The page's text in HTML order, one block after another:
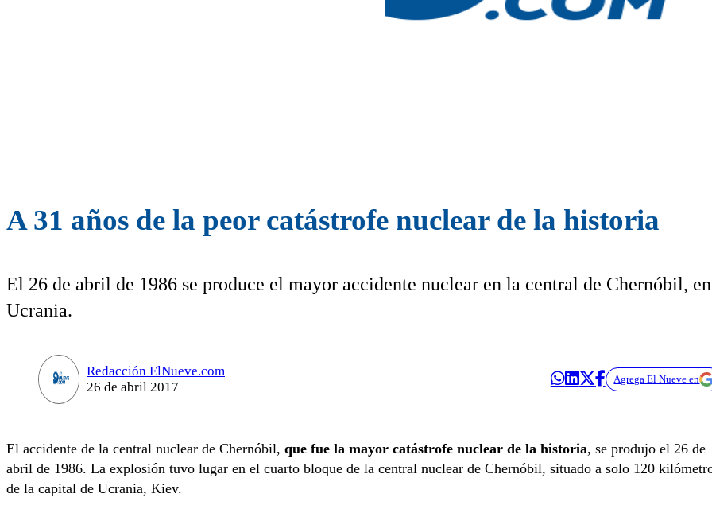
A 31 años de la peor catástrofe nuclear de la historia
El 26 de abril de 1986 se produce el mayor accidente nuclear en la central de Chernóbil, en
Ucrania.
Redacción ElNueve.com
26 de abril 2017
Agrega El Nueve en
El accidente de la central nuclear de Chernóbil, que fue la mayor catástrofe nuclear de la historia, se produjo el 26 de
abril de 1986. La explosión tuvo lugar en el cuarto bloque de la central nuclear de Chernóbil, situado a solo 120
de la capital de Ucrania, Kiev.